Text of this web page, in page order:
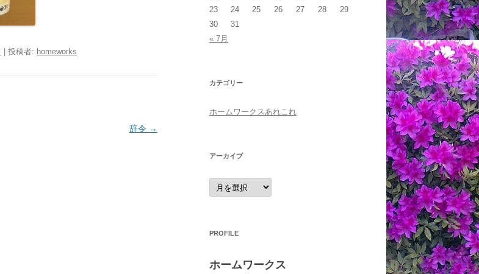
投稿者: homeworks
辞令 →
23
24 25 26 27 28
29
30
31
« 7月
カテゴリー
ホームワークスあれこれ
アーカイブ
ア
ー
カ
PROFILE
ホームワークス